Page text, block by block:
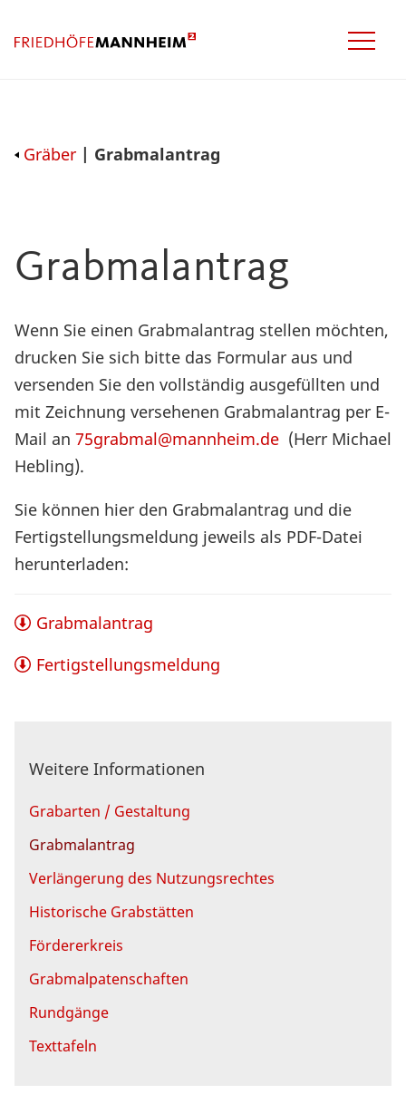
Gräber | Grabmalantrag
Grabmalantrag
Wenn Sie einen Grabmalantrag stellen möchten,
drucken Sie sich bitte das Formular aus und
versenden Sie den vollständig ausgefüllten und
mit Zeichnung versehenen Grabmalantrag per E-
Mail an 75grabmal@mannheim.de (Herr Michael
Hebling).
Sie können hier den Grabmalantrag und die
Fertigstellungsmeldung jeweils als PDF-Datei
herunterladen:
Grabmalantrag
Fertigstellungsmeldung
Weitere Informationen
Grabarten / Gestaltung
Grabmalantrag
Verlängerung des Nutzungsrechtes
Historische Grabstätten
Fördererkreis
Grabmalpatenschaften
Rundgänge
Texttafeln